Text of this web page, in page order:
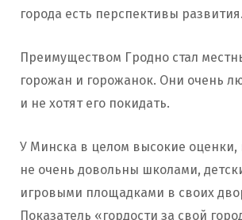
города есть перспективы развития.
Преимуществом Гродно стал
горожан и горожанок. Они очень
и не хотят его покидать.
У Минска в целом высокие оценки,
не очень довольны школами,
игровыми площадками в своих
Показатель «гордости за свой